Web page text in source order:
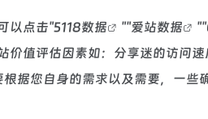
以点击"5118数据 ""爱站数据 ""
价值评估因素如：分享迷的访问
据您自身的需求以及需要，一些